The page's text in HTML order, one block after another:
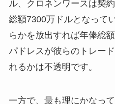
ル、クロネンワースは契
総額7300万ドルとなって
らかを放出すれば年俸総
パドレスが彼らのトレー
れるかは不透明です。
一方で、最も理にかなっ